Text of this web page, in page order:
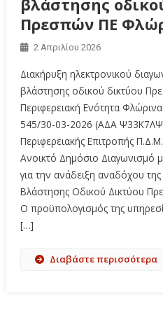
βλάστησης
Πρεσπών ΠΕ
2 Απριλίου 2026
Διακήρυξη ηλεκτρονικού
βλάστησης οδικού δικτύου
Περιφερειακή Ενότητα
545/30-03-2026 (ΑΔΑ
Περιφερειακής Επιτροπής
Ανοικτό Δημόσιο Διαγωνισμό
για την ανάδειξη αναδόχου
Βλάστησης Οδικού Δικτύου
Ο προϋπολογισμός της
[…]
Διαβάστε περισσότερα